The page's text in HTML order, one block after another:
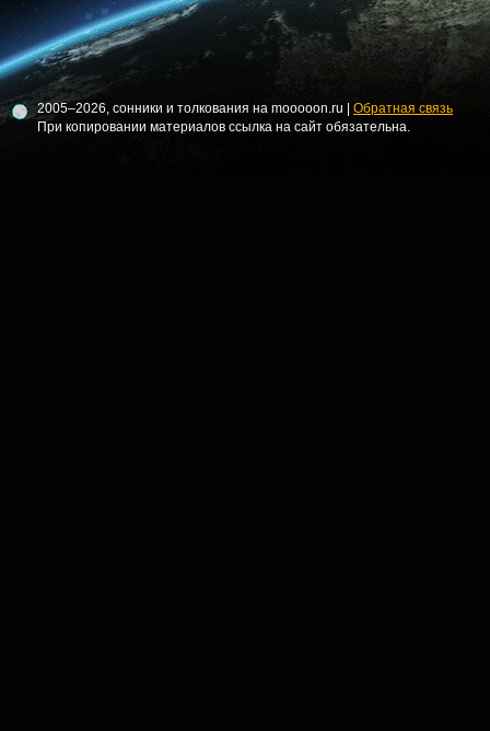
2005–2026, сонники и толкования на mooooon.ru | Обратная связь
При копировании материалов ссылка на сайт обязательна.